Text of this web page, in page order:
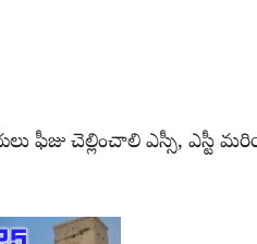
ఫీజు చెల్లించాలి ఎస్సీ, ఎస్టీ